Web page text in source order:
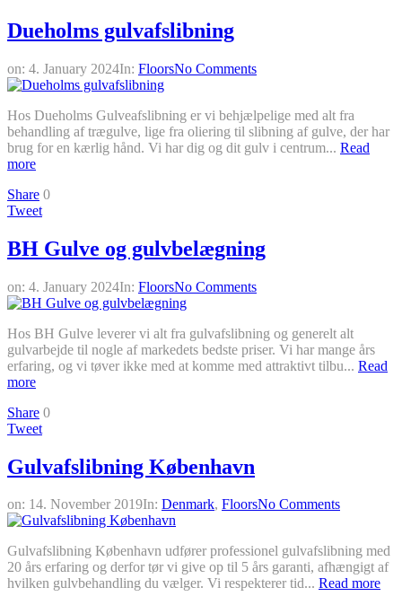
Dueholms gulvafslibning
on: 4. January 2024In: FloorsNo Comments
Hos Dueholms Gulveafslibning er vi behjælpelige med alt fra
behandling af trægulve, lige fra oliering til slibning af gulve, der har
brug for en kærlig hånd. Vi har dig og dit gulv i centrum... Read
more
Share 0
Tweet
BH Gulve og gulvbelægning
on: 4. January 2024In: FloorsNo Comments
Hos BH Gulve leverer vi alt fra gulvafslibning og generelt alt
gulvarbejde til nogle af markedets bedste priser. Vi har mange års
erfaring, og vi tøver ikke med at komme med attraktivt tilbu... Read
more
Share 0
Tweet
Gulvafslibning København
on: 14. November 2019In: Denmark, FloorsNo Comments
Gulvafslibning København udfører professionel gulvafslibning med
20 års erfaring og derfor tør vi give op til 5 års garanti, afhængigt af
hvilken gulvbehandling du vælger. Vi respekterer tid... Read more